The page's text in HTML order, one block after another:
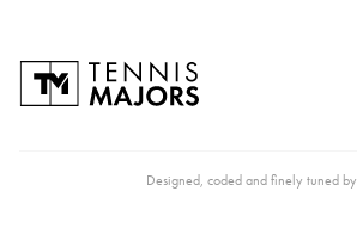
Designed, coded and finely tuned by